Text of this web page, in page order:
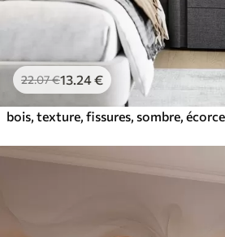
22.07€13 .24€